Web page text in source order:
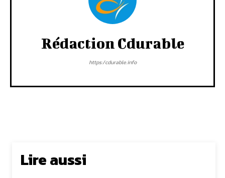
Rédaction Cdurable
https:/cdurable.info
Lire aussi